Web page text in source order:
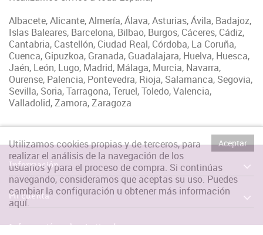
Albacete, Alicante, Almería, Álava, Asturias, Ávila, Badajoz,
Islas Baleares, Barcelona, Bilbao, Burgos, Cáceres, Cádiz,
Cantabria, Castellón, Ciudad Real, Córdoba, La Coruña,
Cuenca, Gipuzkoa, Granada, Guadalajara, Huelva, Huesca,
Jaén, León, Lugo, Madrid, Málaga, Murcia, Navarra,
Ourense, Palencia, Pontevedra, Rioja, Salamanca, Segovia,
Sevilla, Soria, Tarragona, Teruel, Toledo, Valencia,
Valladolid, Zamora, Zaragoza
Información
Mi cuenta
Información sobre la tienda
Aceptar
Utilizamos cookies propias y de terceros, para
realizar el análisis de la navegación de los
usuarios y para el proceso de compra. Si continúas
navegando, consideramos que aceptas su uso. Puedes
cambiar la configuración u obtener más información
aquí.